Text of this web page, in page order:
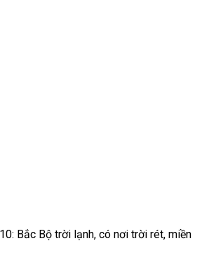
Bắc Bộ trời lạnh, có nơi trời rét, miền